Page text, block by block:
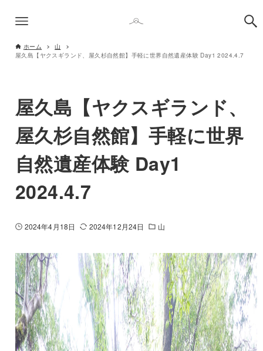
ホーム
山
屋久島【ヤクスギランド、屋久杉自然館】手軽に世界自然遺産体験 Day1 2024.4.7
屋久島【ヤクスギランド、
屋久杉自然館】手軽に世界
自然遺産体験 Day1
2024.4.7
2024年4月18日 2024年12月24日 山